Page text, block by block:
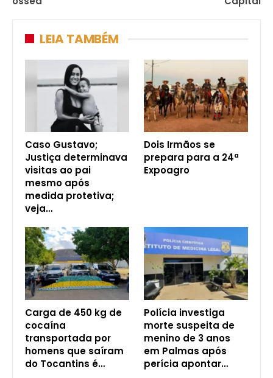
LEIA TAMBÉM
Caso Gustavo;
Justiça determinava
visitas ao pai
mesmo após
medida protetiva;
veja…
Dois Irmãos se
prepara para a 24ª
Expoagro
Carga de 450 kg de
cocaína
transportada por
homens que saíram
do Tocantins é…
Polícia investiga
morte suspeita de
menino de 3 anos
em Palmas após
perícia apontar…